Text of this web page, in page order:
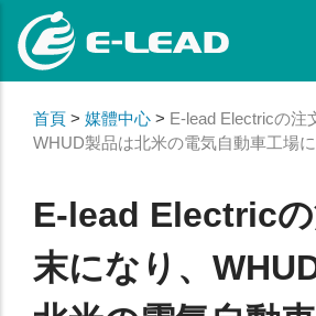
首頁 > 媒體中心 > E-lead Electricの注
WHUD製品は北米の電気自動車工場
E-lead Electric
末になり、